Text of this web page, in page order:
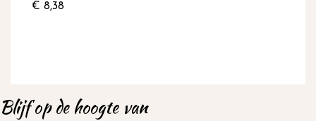
€ 8,38
Blijf op de hoogte van